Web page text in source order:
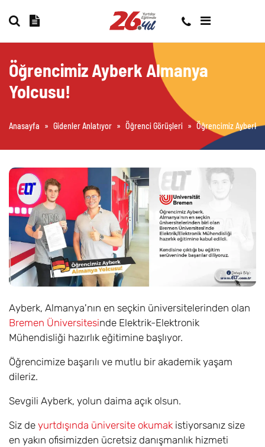
Öğrencimiz Ayberk Almanya
Yolcusu!
Anasayfa » Gidenler Anlatıyor » Öğrenci Görüşleri » Öğrencimiz Ayberk
Ayberk, Almanya'nın en seçkin üniversitelerinden olan
Bremen Üniversitesinde Elektrik-Elektronik
Mühendisliği hazırlık eğitimine başlıyor.
Öğrencimize başarılı ve mutlu bir akademik yaşam
dileriz.
Sevgili Ayberk, yolun daima açık olsun.
Siz de yurtdışında üniversite okumak istiyorsanız size
en yakın ofisimizden ücretsiz danışmanlık hizmeti